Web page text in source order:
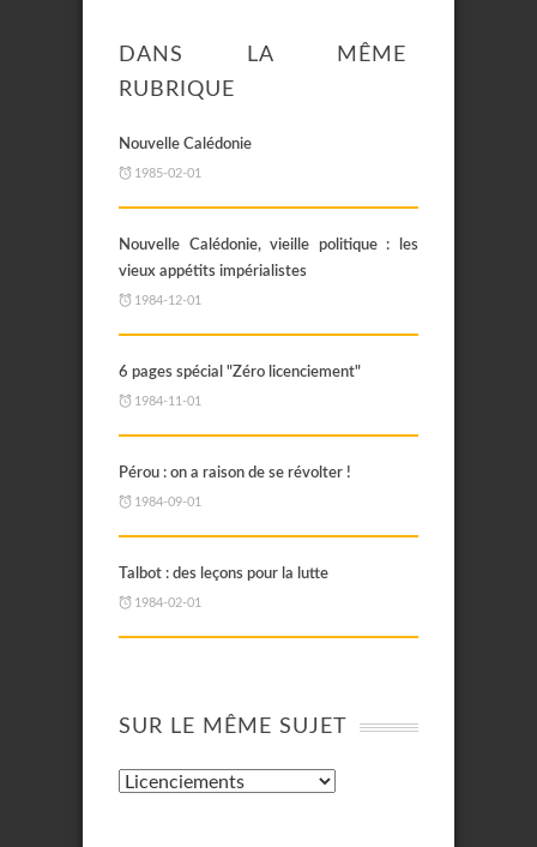
DANS LA MÊME
RUBRIQUE
Nouvelle Calédonie
1985-02-01
Nouvelle Calédonie, vieille politique : les
vieux appétits impérialistes
1984-12-01
6 pages spécial "Zéro licenciement"
1984-11-01
Pérou : on a raison de se révolter !
1984-09-01
Talbot : des leçons pour la lutte
1984-02-01
SUR LE MÊME SUJET